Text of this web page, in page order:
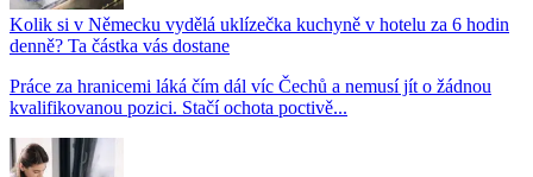
Kolik si v Německu vydělá uklízečka kuchyně v hotelu za 6 hodin
denně? Ta částka vás dostane
Práce za hranicemi láká čím dál víc Čechů a nemusí jít o žádnou
kvalifikovanou pozici. Stačí ochota poctivě...